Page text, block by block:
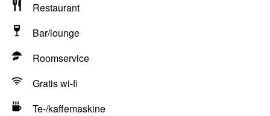
Restaurant
Bar/lounge
Roomservice
Gratis wi-fi
Te-/kaffemaskine